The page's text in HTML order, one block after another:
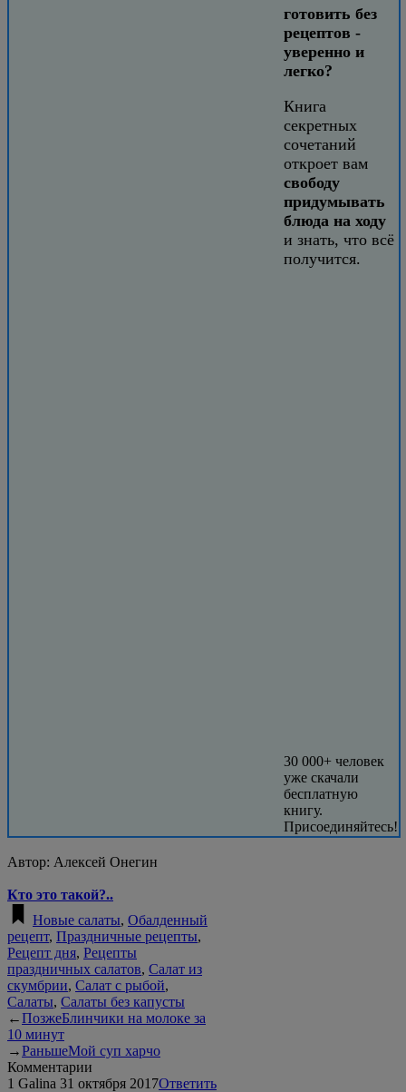
готовить без
рецептов -
уверенно и
легко?
Книга
секретных
сочетаний
откроет вам
свободу
придумывать
блюда на ходу
и знать, что всё
получится.
30 000+ человек
уже скачали
бесплатную
книгу.
Присоединяйтесь!
Автор: Алексей Онегин
Кто это такой?..
Новые салаты, Обалденный
рецепт, Праздничные рецепты,
Рецепт дня, Рецепты
праздничных салатов, Салат из
скумбрии, Салат с рыбой,
Салаты, Салаты без капусты
←ПозжеБлинчики на молоке за
10 минут
→РаньшеМой суп харчо
Комментарии
1 Galina 31 октября 2017Ответить